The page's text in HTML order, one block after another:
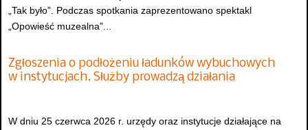
„Tak było”. Podczas spotkania zaprezentowano spektakl
„Opowieść muzealna”...
Zgłoszenia o podłożeniu ładunków wybuchowych
w instytucjach. Służby prowadzą działania
W dniu 25 czerwca 2026 r. urzędy oraz instytucje działające na